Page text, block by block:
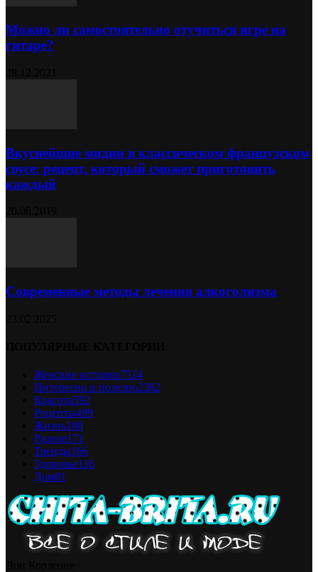
Можно ли самостоятельно отучиться игре на
гитаре?
Вкуснейшие мидии в классическом французском
соусе: рецепт, который сможет приготовить
каждый
Современные методы лечения алкоголизма
Женские истории7514
Интересно и полезно2382
Красота592
Рецепты499
Жизнь180
Разное171
Тренды166
Здоровье116
Дом81